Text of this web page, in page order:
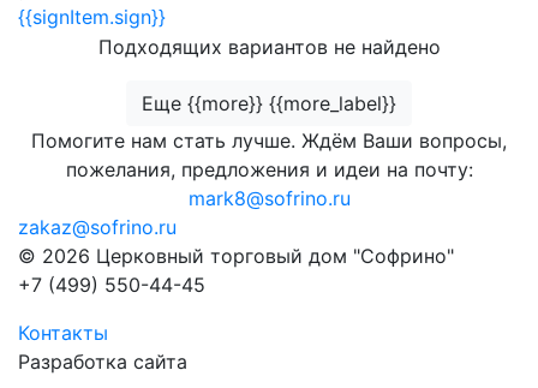
{{signItem.sign}}
Подходящих вариантов не найдено
Еще {{more}} {{more_label}}
Помогите нам стать лучше. Ждём Ваши вопросы,
пожелания, предложения и идеи на почту:
mark8@sofrino.ru
zakaz@sofrino.ru
© 2026 Церковный торговый дом "Софрино"
+7 (499) 550-44-45
Контакты
Разработка сайта